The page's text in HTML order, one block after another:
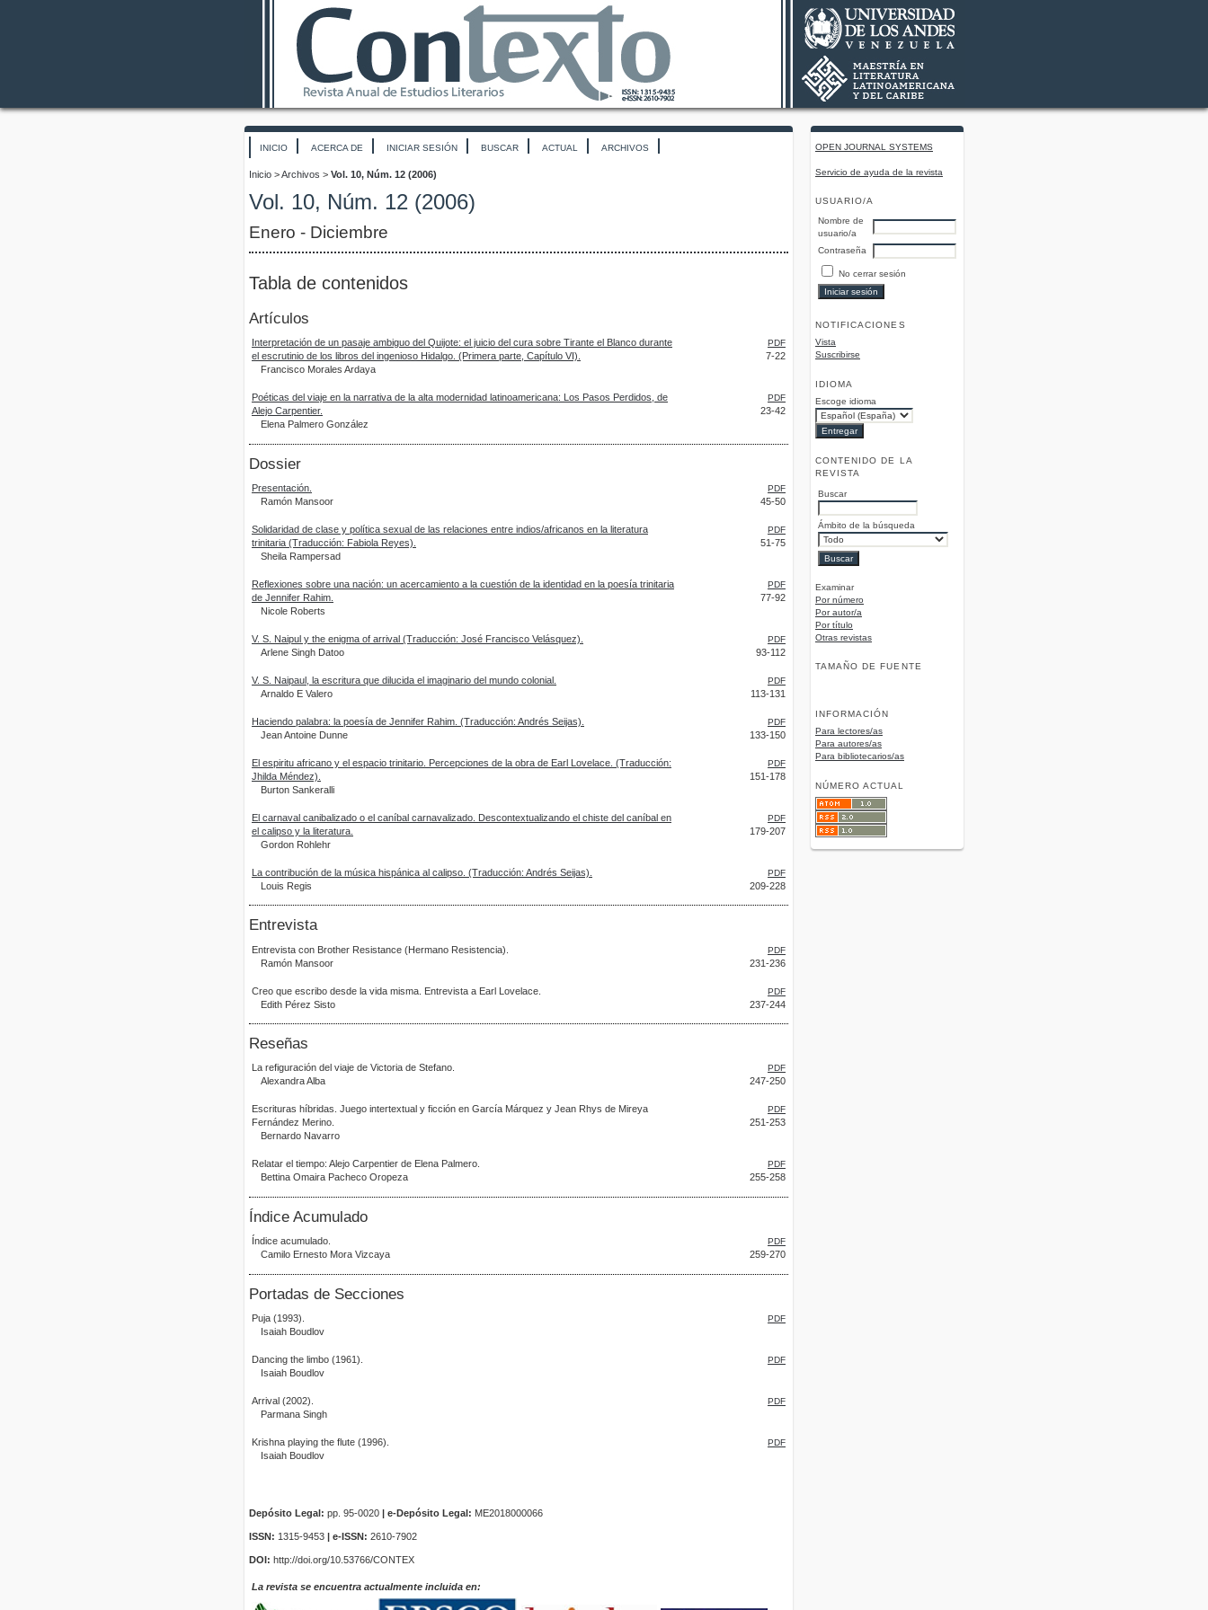
OPEN JOURNAL SYSTEMS
Servicio de ayuda de la revista
USUARIO/A
Nombre de
usuario/a
Contraseña
No cerrar sesión
NOTIFICACIONES
Vista
Suscribirse
IDIOMA
Escoge idioma
CONTENIDO DE LA
REVISTA
Buscar
Ámbito de la búsqueda
Examinar
Por número
Por autor/a
Por título
Otras revistas
TAMAÑO DE FUENTE
INFORMACIÓN
Para lectores/as
Para autores/as
Para bibliotecarios/as
NÚMERO ACTUAL
INICIO ACERCA DE INICIAR SESIÓN BUSCAR ACTUAL ARCHIVOS
Inicio >Archivos > Vol. 10, Núm. 12 (2006)
Vol. 10, Núm. 12 (2006)
Enero - Diciembre
Tabla de contenidos
Artículos
Interpretación de un pasaje ambiguo del Quijote: el juicio del cura sobre Tirante el Blanco durante
el escrutinio de los libros del ingenioso Hidalgo. (Primera parte, Capítulo VI).
Francisco Morales Ardaya
PDF
7-22
Poéticas del viaje en la narrativa de la alta modernidad latinoamericana: Los Pasos Perdidos, de
Alejo Carpentier.
Elena Palmero González
PDF
23-42
Dossier
Presentación.
Ramón Mansoor
PDF
45-50
Solidaridad de clase y política sexual de las relaciones entre indios/africanos en la literatura
trinitaria (Traducción: Fabiola Reyes).
Sheila Rampersad
PDF
51-75
Reflexiones sobre una nación: un acercamiento a la cuestión de la identidad en la poesía trinitaria
de Jennifer Rahim.
Nicole Roberts
PDF
77-92
V. S. Naipul y the enigma of arrival (Traducción: José Francisco Velásquez).
Arlene Singh Datoo
PDF
93-112
V. S. Naipaul, la escritura que dilucida el imaginario del mundo colonial.
Arnaldo E Valero
PDF
113-131
Haciendo palabra: la poesía de Jennifer Rahim. (Traducción: Andrés Seijas).
Jean Antoine Dunne
PDF
133-150
El espiritu africano y el espacio trinitario. Percepciones de la obra de Earl Lovelace. (Traducción:
Jhilda Méndez).
Burton Sankeralli
PDF
151-178
El carnaval canibalizado o el caníbal carnavalizado. Descontextualizando el chiste del caníbal en
el calipso y la literatura.
Gordon Rohlehr
PDF
179-207
La contribución de la música hispánica al calipso. (Traducción: Andrés Seijas).
Louis Regis
PDF
209-228
Entrevista
Entrevista con Brother Resistance (Hermano Resistencia).
Ramón Mansoor
PDF
231-236
Creo que escribo desde la vida misma. Entrevista a Earl Lovelace.
Edith Pérez Sisto
PDF
237-244
Reseñas
La refiguración del viaje de Victoria de Stefano.
Alexandra Alba
PDF
247-250
Escrituras híbridas. Juego intertextual y ficción en García Márquez y Jean Rhys de Mireya
Fernández Merino.
Bernardo Navarro
PDF
251-253
Relatar el tiempo: Alejo Carpentier de Elena Palmero.
Bettina Omaira Pacheco Oropeza
PDF
255-258
Índice Acumulado
Índice acumulado.
Camilo Ernesto Mora Vizcaya
PDF
259-270
Portadas de Secciones
Puja (1993).
Isaiah Boudlov
PDF
Dancing the limbo (1961).
Isaiah Boudlov
PDF
Arrival (2002).
Parmana Singh
PDF
Krishna playing the flute (1996).
Isaiah Boudlov
PDF
Depósito Legal: pp. 95-0020 | e-Depósito Legal: ME2018000066
ISSN: 1315-9453 | e-ISSN: 2610-7902
DOI: http://doi.org/10.53766/CONTEX
La revista se encuentra actualmente incluida en: